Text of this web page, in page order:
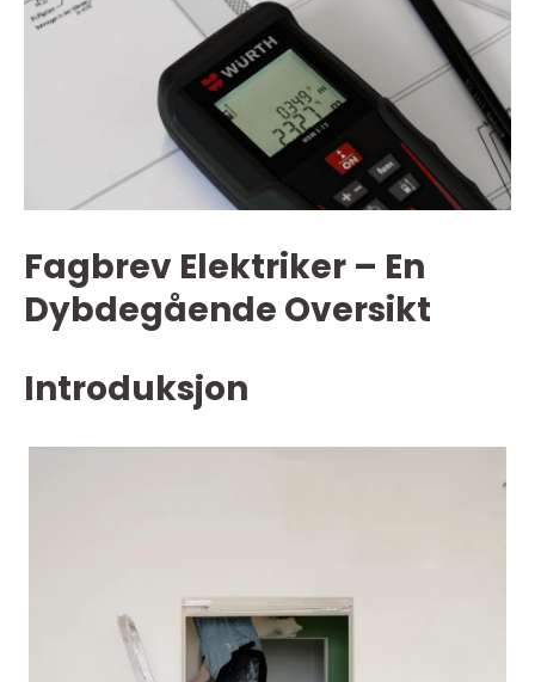
Fagbrev Elektriker – En
Dybdegående Oversikt
Introduksjon